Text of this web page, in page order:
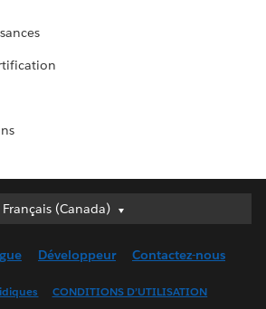
Français (Canada)
Français (Canada)
English (UK)
Développeur Contactez-nous
CONDITIONS D’UTILISATION